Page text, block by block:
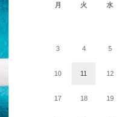
月
火 水
3 4 5
10 11 12
17 18 19